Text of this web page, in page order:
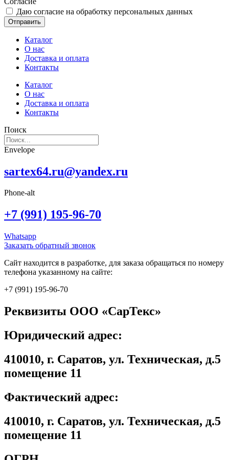
Даю согласие на обработку персональных данных
Отправить
Каталог
О нас
Доставка и оплата
Контакты
Каталог
О нас
Доставка и оплата
Контакты
Поиск
Envelope
sartex64.ru@yandex.ru
Phone-alt
+7 (991) 195-96-70
Whatsapp
Заказать обратный звонок
Сайт находится в разработке, для заказа обращаться по номеру
телефона указанному на сайте:
+7 (991) 195-96-70
Реквизиты ООО «СарТекс»
Юридический адрес:
410010, г. Саратов, ул. Техническая, д.5
помещение 11
Фактический адрес:
410010, г. Саратов, ул. Техническая, д.5
помещение 11